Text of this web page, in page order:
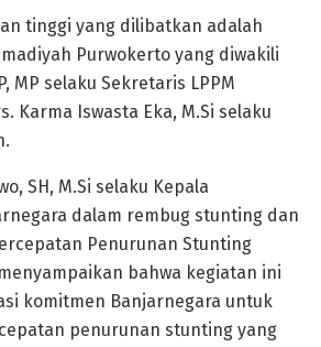
tinggi yang dilibatkan adalah
Purwokerto yang diwakili
MP selaku Sekretaris LPPM
Karma Iswasta Eka, M.Si selaku
SH, M.Si selaku Kepala
dalam rembug stunting dan
Penurunan Stunting
bahwa kegiatan ini
komitmen Banjarnegara untuk
penurunan stunting yang